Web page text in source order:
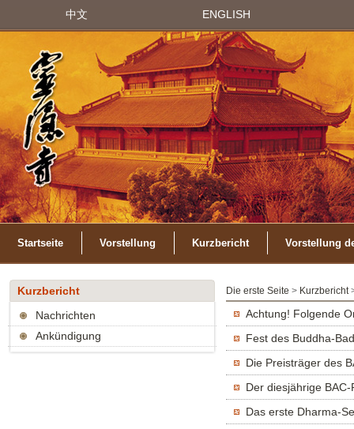
中文 ENGLISH
Startseite Vorstellung Kurzbericht Vorstellung
Kurzbericht
Nachrichten
Ankündigung
Die erste Seite > Kurzbericht
Achtung! Folgende
Fest des Buddha-
Die Preisträger des
Der diesjährige
Das erste Dharma-